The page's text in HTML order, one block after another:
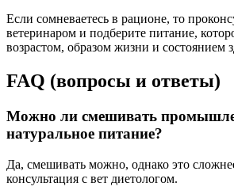
Если сомневаетесь в рационе, то
ветеринаром и подберите питание,
возрастом, образом жизни и состоянием
FAQ (вопросы и ответы)
Можно ли смешивать
натуральное питание?
Да, смешивать можно, однако это
консультация с вет диетологом.